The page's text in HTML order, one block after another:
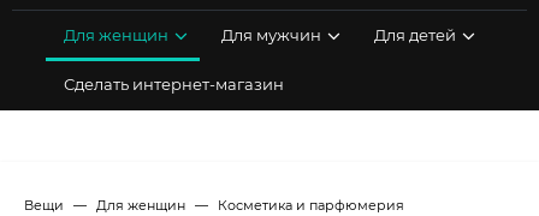
Для женщин Для мужчин Для детей
Сделать интернет-магазин
Вещи Для женщин
Косметика и парфюмерия